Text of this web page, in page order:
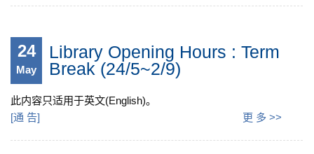
24
May
Library Opening Hours : Term
Break (24/5~2/9)
此内容只适用于英文(English)。
[通 告] 更 多 >>